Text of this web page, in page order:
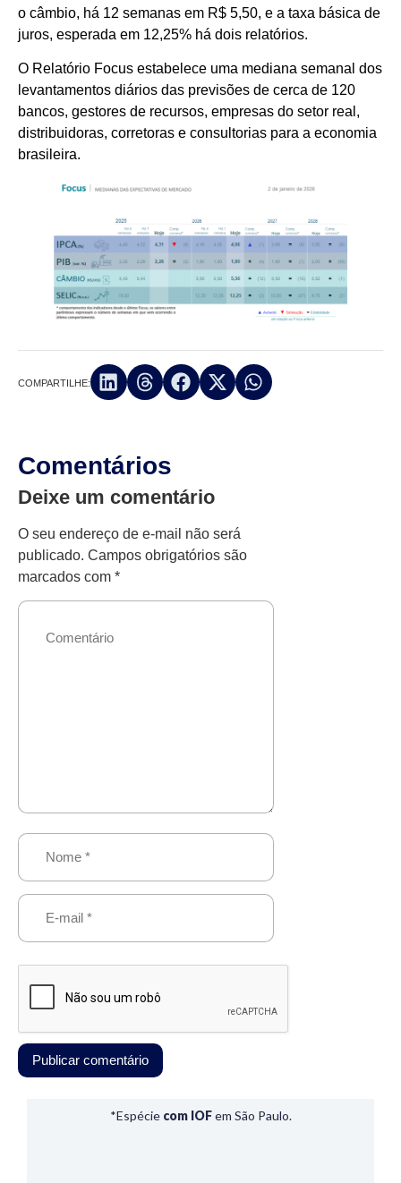
o câmbio, há 12 semanas em R$ 5,50, e a taxa básica de
juros, esperada em 12,25% há dois relatórios.
O Relatório Focus estabelece uma mediana semanal dos
levantamentos diários das previsões de cerca de 120
bancos, gestores de recursos, empresas do setor real,
distribuidoras, corretoras e consultorias para a economia
brasileira.
COMPARTILHE:
Comentários
Deixe um comentário
O seu endereço de e-mail não será
publicado. Campos obrigatórios são
marcados com *